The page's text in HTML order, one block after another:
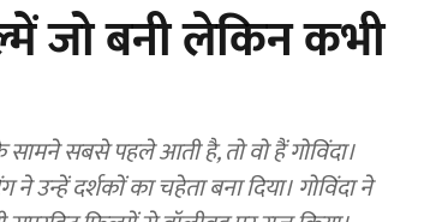
जो बनी लेकिन कभी
सबसे पहले आती है, तो वो हैं गोविंदा।
उन्हें दर्शकों का चहेता बना दिया। गोविंदा ने